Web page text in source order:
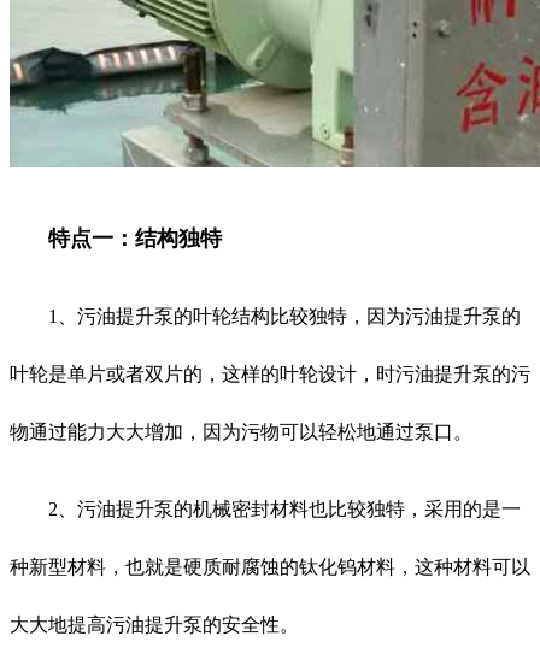
特点一：结构独特
1、污油提升泵的叶轮结构比较独特，因为污油提升泵的
叶轮是单片或者双片的，这样的叶轮设计，时污油提升泵的污
物通过能力大大增加，因为污物可以轻松地通过泵口。
2、污油提升泵的机械密封材料也比较独特，采用的是一
种新型材料，也就是硬质耐腐蚀的钛化钨材料，这种材料可以
大大地提高污油提升泵的安全性。